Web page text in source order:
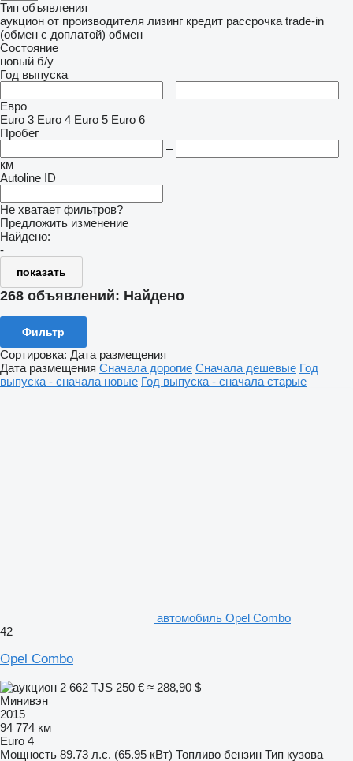
Тип объявления
аукцион от производителя лизинг кредит рассрочка trade-in
(обмен с доплатой) обмен
Состояние
новый б/у
Год выпуска
–
Евро
Euro 3 Euro 4 Euro 5 Euro 6
Пробег
–
км
Autoline ID
Не хватает фильтров?
Предложить изменение
Найдено:
-
показать
268 объявлений: Найдено
Фильтр
Сортировка: Дата размещения
Дата размещения Сначала дорогие Сначала дешевые Год
выпуска - сначала новые Год выпуска - сначала старые
автомобиль Opel Combo
42
Opel Combo
2 662 TJS 250 € ≈ 288,90 $
Минивэн
2015
94 774 км
Euro 4
Мощность 89.73 л.с. (65.95 кВт) Топливо бензин Тип кузова